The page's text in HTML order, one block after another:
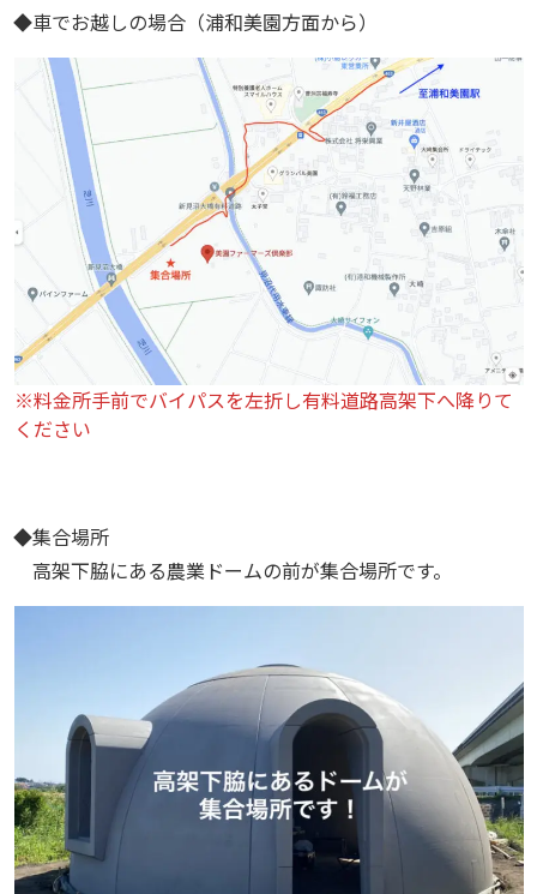
◆車でお越しの場合（浦和美園方面から）
※料金所手前でバイパスを左折し有料道路高架下へ降りて
ください
◆集合場所
高架下脇にある農業ドームの前が集合場所です。